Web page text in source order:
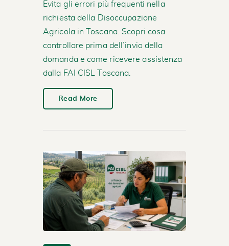
Evita gli errori più frequenti nella
richiesta della Disoccupazione
Agricola in Toscana. Scopri cosa
controllare prima dell’invio della
domanda e come ricevere assistenza
dalla FAI CISL Toscana.
Read More